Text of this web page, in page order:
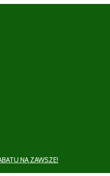
NA ZAWSZE!